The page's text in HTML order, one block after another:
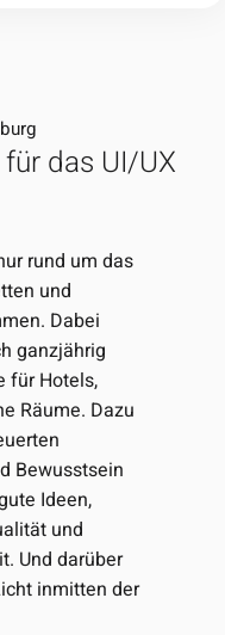
das UI/UX
rund um das
und
Dabei
ganzjährig
für Hotels,
Räume. Dazu
Bewusstsein
Ideen,
und
Und darüber
inmitten der